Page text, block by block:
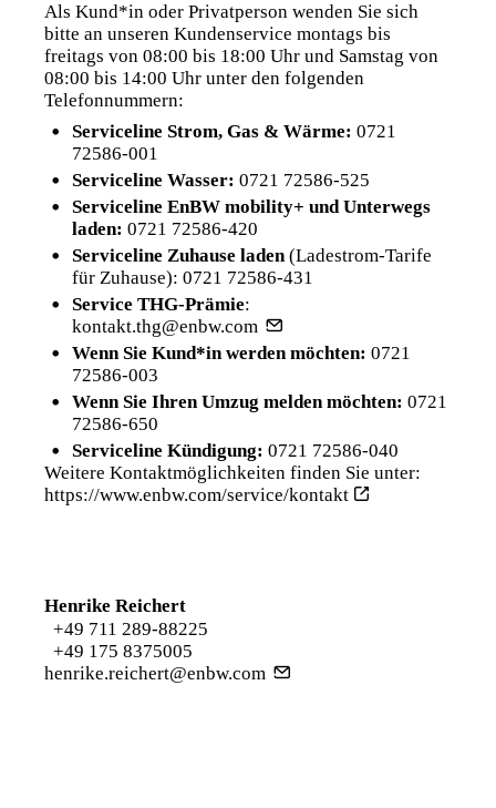
Als Kund*in oder Privatperson wenden Sie sich
bitte an unseren Kundenservice montags bis
freitags von 08:00 bis 18:00 Uhr und Samstag von
08:00 bis 14:00 Uhr unter den folgenden
Telefonnummern:
Serviceline Strom, Gas & Wärme: 0721
72586-001
Serviceline Wasser: 0721 72586-525
Serviceline EnBW mobility+ und Unterwegs
laden: 0721 72586-420
Serviceline Zuhause laden(Ladestrom-Tarife
für Zuhause): 0721 72586-431
Service THG-Prämie:
kontakt.thg@enbw.com
Wenn Sie Kund*in werden möchten: 0721
72586-003
Wenn Sie Ihren Umzug melden möchten: 0721
72586-650
Serviceline Kündigung: 0721 72586-040
Weitere Kontaktmöglichkeiten finden Sie unter:
https://www.enbw.com/service/kontakt
Henrike Reichert
+49 711 289-88225
+49 175 8375005
henrike.reichert@enbw.com